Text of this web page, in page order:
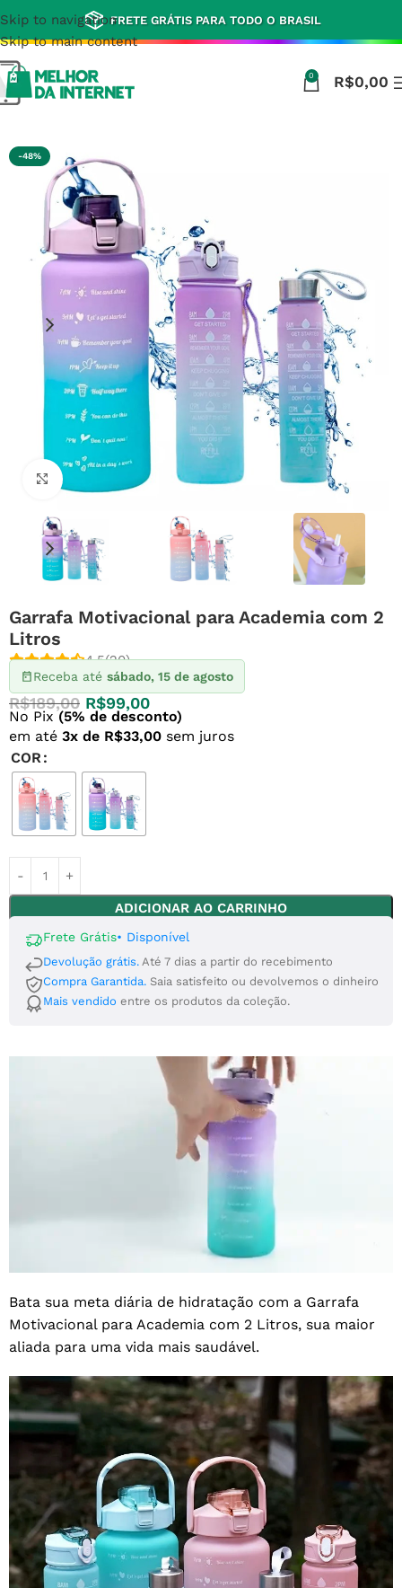
Skip to navigation
Skip to main content
FRETE GRÁTIS PARA TODO O BRASIL
0 R$0,00
Início
-48%
Clique para ampliar
Garrafa Motivacional para Academia com 2
Litros
4.5(20)
Receba até sábado, 15 de agosto
R$189,00 R$99,00
No Pix(5% de desconto)
em até 3x de R$33,00 sem juros
COR
ADICIONAR AO CARRINHO
Frete Grátis• Disponível
Devolução grátis. Até 7 dias a partir do recebimento
Compra Garantida. Saia satisfeito ou devolvemos o dinheiro
Mais vendido entre os produtos da coleção.
Bata sua meta diária de hidratação com a Garrafa
Motivacional para Academia com 2 Litros, sua maior
aliada para uma vida mais saudável.